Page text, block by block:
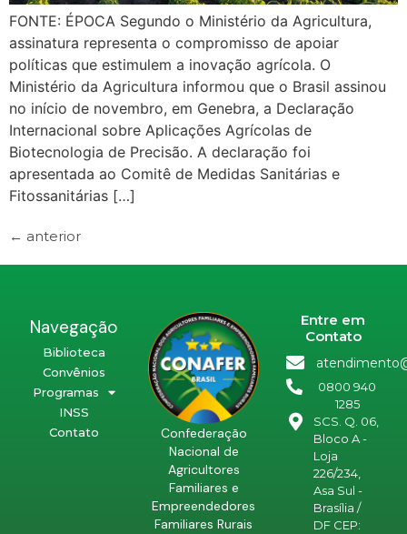
FONTE: ÉPOCA Segundo o Ministério da Agricultura,
assinatura representa o compromisso de apoiar
políticas que estimulem a inovação agrícola. O
Ministério da Agricultura informou que o Brasil assinou
no início de novembro, em Genebra, a Declaração
Internacional sobre Aplicações Agrícolas de
Biotecnologia de Precisão. A declaração foi
apresentada ao Comitê de Medidas Sanitárias e
Fitossanitárias […]
← anterior
Navegação
Biblioteca
Convênios
Programas
INSS
Contato
Confederação
Nacional de
Agricultores
Familiares e
Empreendedores
Familiares Rurais
Entre em
Contato
0800 940
1285
SCS. Q. 06,
Bloco A -
Loja
226/234,
Asa Sul -
Brasília /
DF CEP: